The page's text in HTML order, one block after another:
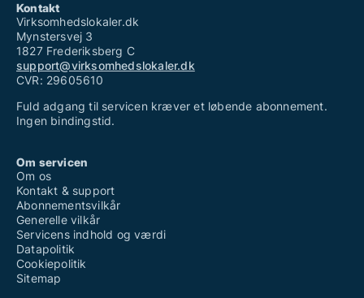
Kontakt
Virksomhedslokaler.dk
Mynstersvej 3
1827 Frederiksberg C
support@virksomhedslokaler.dk
CVR: 29605610
Fuld adgang til servicen kræver et løbende abonnement.
Ingen bindingstid.
Om servicen
Om os
Kontakt & support
Abonnementsvilkår
Generelle vilkår
Servicens indhold og værdi
Datapolitik
Cookiepolitik
Sitemap